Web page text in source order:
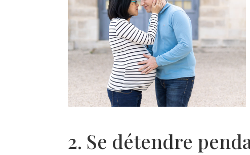
2. Se détendre